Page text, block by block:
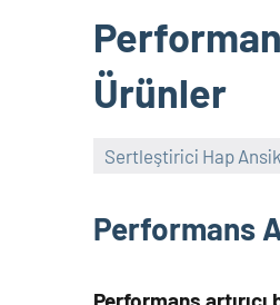
Ürünler
Sertleştirici Hap
Performans